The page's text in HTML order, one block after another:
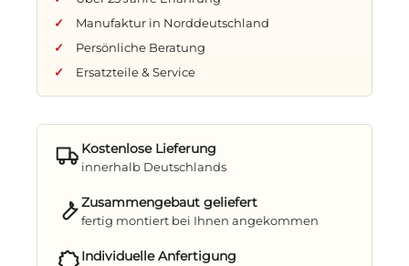
Schutzhülle– damit Ihr Strandkorb lange
schön bleibt
Genießen Sie die Ruhe nordischer
Sommertage – im Strandkorb Helsinki.
Nichtstun – wetterfest, gemütlich und zeitlos
Jetzt Ihr persönliches Wohlfühlmöbel
Manufaktur in Norddeutschland
Persönliche Beratung
Ersatzteile & Service
Kostenlose Lieferung
innerhalb Deutschlands
Zusammengebaut geliefert
fertig montiert bei Ihnen angekommen
Individuelle Anfertigung